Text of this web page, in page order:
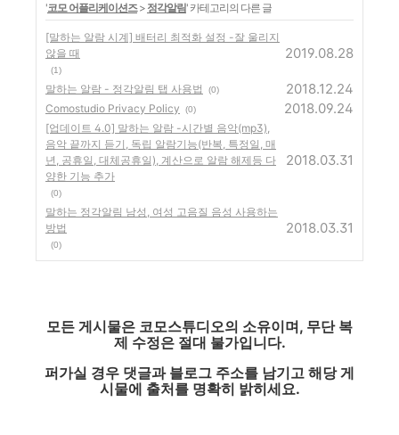
'코모 어플리케이션즈> 정각알림' 카테고리의 다른 글
[말하는 알람 시계] 배터리 최적화 설정 -잘 울리지
않을 때
(1)
2019.08.28
말하는 알람 - 정각알림 탭 사용법 (0) 2018.12.24
Comostudio Privacy Policy (0) 2018.09.24
[업데이트 4.0] 말하는 알람 -시간별 음악(mp3),
음악 끝까지 듣기, 독립 알람기능(반복, 특정일, 매
년, 공휴일, 대체공휴일), 계산으로 알람 해제등 다
양한 기능 추가
(0)
2018.03.31
말하는 정각알림 남성, 여성 고음질 음성 사용하는
방법
(0)
2018.03.31
모든 게시물은 코모스튜디오의 소유이며, 무단 복
제 수정은 절대 불가입니다.
퍼가실 경우 댓글과 블로그 주소를 남기고 해당 게
시물에 출처를 명확히 밝히세요.